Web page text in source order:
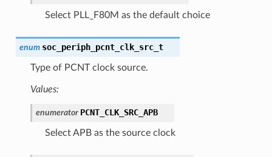
Select PLL_F80M as the default choice
enum soc_periph_pcnt_clk_src_t
Type of PCNT clock source.
Values:
enumerator PCNT_CLK_SRC_APB
Select APB as the source clock